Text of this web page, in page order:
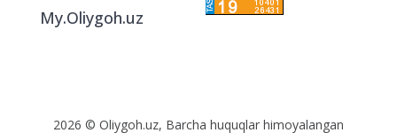
My.Oliygoh.uz
2026 © Oliygoh.uz, Barcha huquqlar himoyalangan